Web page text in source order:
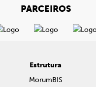
PARCEIROS
Estrutura
MorumBIS